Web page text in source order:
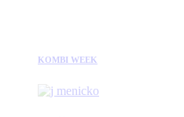
KOMBI WEEK